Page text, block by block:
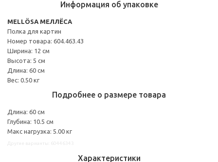
Информация об упаковке
MELLÖSA МЕЛЛЁСА
Полка для картин
Номер товара: 604.463.43
Ширина: 12 см
Высота: 5 см
Длина: 60 см
Вес: 0.50 кг
Подробнее о размере товара
Длина: 60 см
Глубина: 10.5 см
Макс нагрузка: 5.00 кг
Характеристики